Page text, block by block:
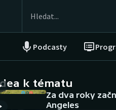
Podcasty
NEPŘEHLÉDNĚTE
Historické návraty
k tématu
Za dva roky
Angeles